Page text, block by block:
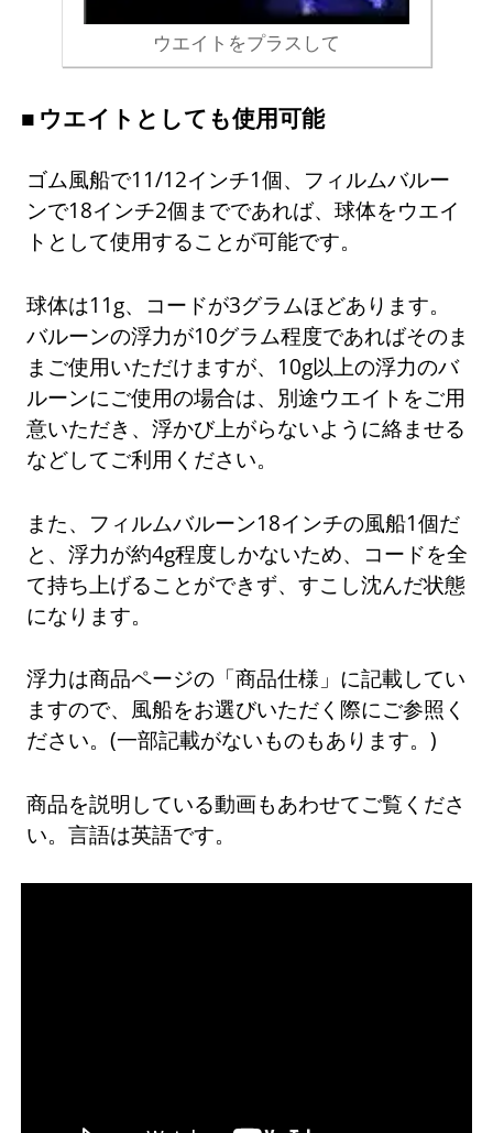
ウエイトをプラスして
ウエイトとしても使用可能
ゴム風船で11/12インチ1個、フィルムバルー
ンで18インチ2個までであれば、球体をウエイ
トとして使用することが可能です。
球体は11g、コードが3グラムほどあります。
バルーンの浮力が10グラム程度であればそのま
まご使用いただけますが、10g以上の浮力のバ
ルーンにご使用の場合は、別途ウエイトをご用
意いただき、浮かび上がらないように絡ませる
などしてご利用ください。
また、フィルムバルーン18インチの風船1個だ
と、浮力が約4g程度しかないため、コードを全
て持ち上げることができず、すこし沈んだ状態
になります。
浮力は商品ページの「商品仕様」に記載してい
ますので、風船をお選びいただく際にご参照く
ださい。(一部記載がないものもあります。)
商品を説明している動画もあわせてご覧くださ
い。言語は英語です。